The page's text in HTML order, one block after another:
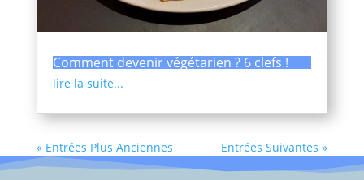
Comment devenir végétarien ? 6 clefs !
lire la suite...
« Entrées Plus Anciennes Entrées Suivantes »